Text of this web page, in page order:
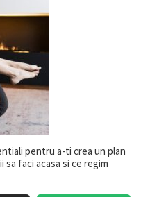
pentru a-ti crea un plan
faci acasa si ce regim